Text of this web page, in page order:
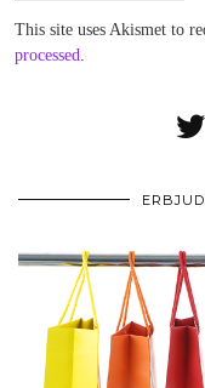
This site uses Akismet to
processed.